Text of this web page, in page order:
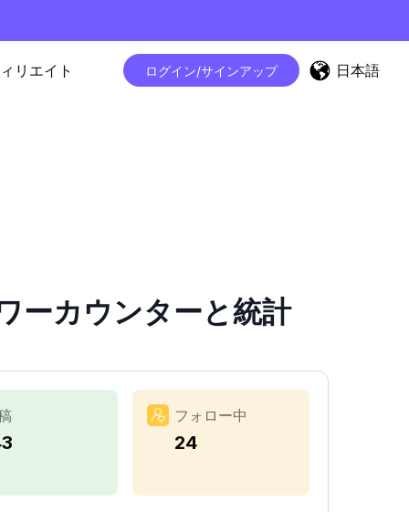
リエイト ログイン/サインアップ 日本語
カウンターと統計
フォロー中
24